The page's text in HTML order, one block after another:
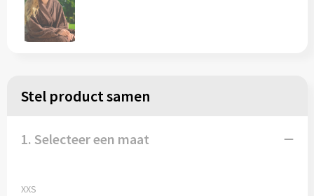
Stel product samen
1. Selecteer een maat
XXS